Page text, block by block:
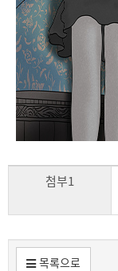
첨부1
목록으로